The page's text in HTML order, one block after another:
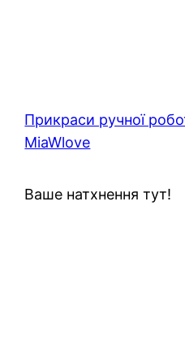
Прикраси ручної
MiaWlove
Ваше натхнення тут!